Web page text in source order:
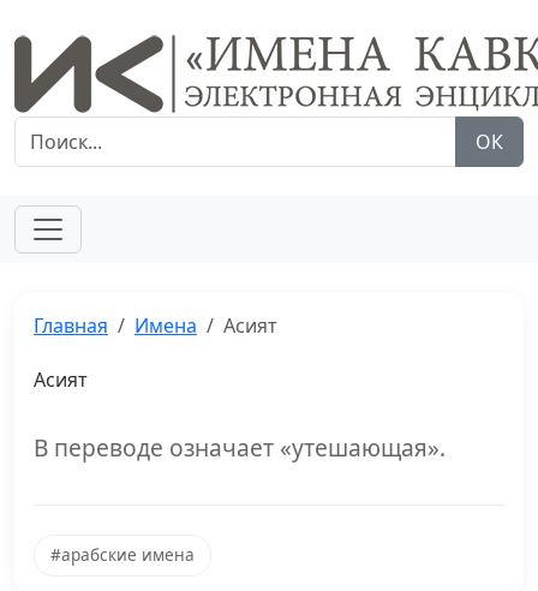
ОК
Главная Имена Асият
Асият
В переводе означает «утешающая».
#арабские имена